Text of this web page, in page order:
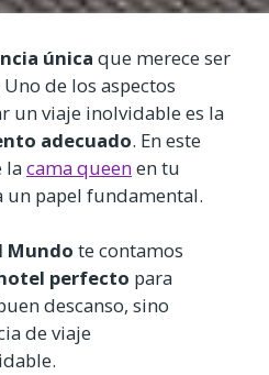
única que merece ser
de los aspectos
un viaje inolvidable es la
adecuado. En este
lacama queenen tu
un papel fundamental.
Mundo te contamos
perfecto para
descanso, sino
de viaje